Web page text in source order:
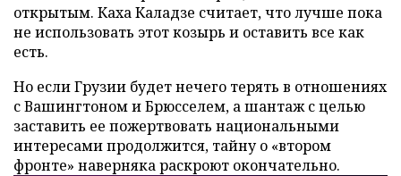
открытым. Каха Каладзе считает, что лучше пока
не использовать этот козырь и оставить все как
есть.
Но если Грузии будет нечего терять в отношениях
с Вашингтоном и Брюсселем, а шантаж с целью
заставить ее пожертвовать национальными
интересами продолжится, тайну о «втором
фронте» наверняка раскроют окончательно.